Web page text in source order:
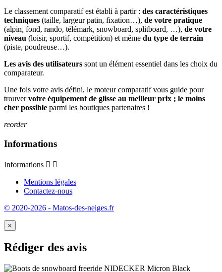
Le classement comparatif est établi à partir : des caractéristiques
techniques (taille, largeur patin, fixation…), de votre pratique
(alpin, fond, rando, télémark, snowboard, splitboard, …), de votre
niveau (loisir, sportif, compétition) et même du type de terrain
(piste, poudreuse…).
Les avis des utilisateurs sont un élément essentiel dans les choix du
comparateur.
Une fois votre avis défini, le moteur comparatif vous guide pour
trouvervotre équipement de glisse au meilleur prix ; le moins
cher possible parmi les boutiques partenaires !
reorder
Informations
Informations  
Mentions légales
Contactez-nous
© 2020-2026 - Matos-des-neiges.fr
×
Rédiger des avis